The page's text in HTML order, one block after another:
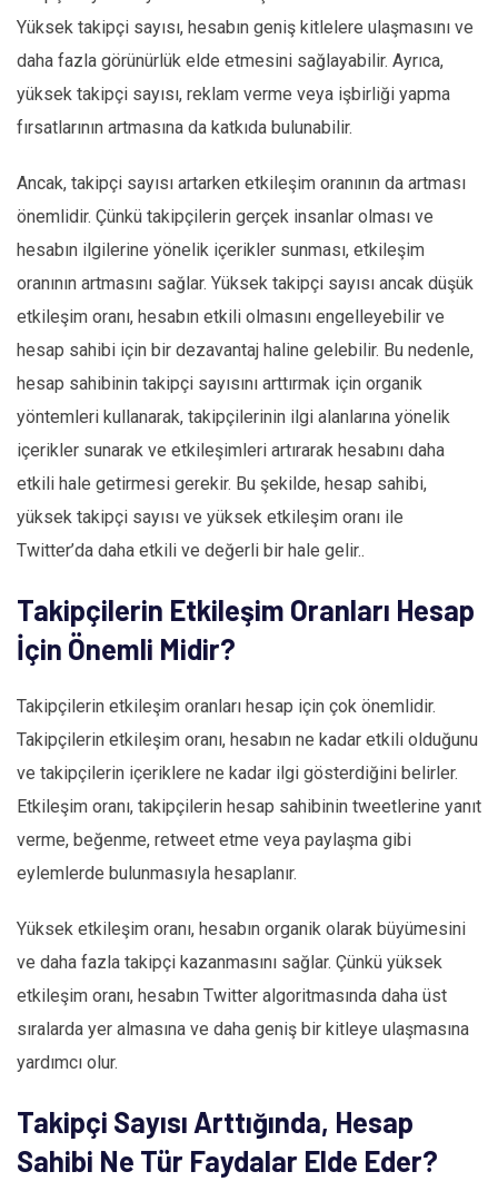
Yüksek takipçi sayısı, hesabın geniş kitlelere ulaşmasını ve
daha fazla görünürlük elde etmesini sağlayabilir. Ayrıca,
yüksek takipçi sayısı, reklam verme veya işbirliği yapma
fırsatlarının artmasına da katkıda bulunabilir.
Ancak, takipçi sayısı artarken etkileşim oranının da artması
önemlidir. Çünkü takipçilerin gerçek insanlar olması ve
hesabın ilgilerine yönelik içerikler sunması, etkileşim
oranının artmasını sağlar. Yüksek takipçi sayısı ancak düşük
etkileşim oranı, hesabın etkili olmasını engelleyebilir ve
hesap sahibi için bir dezavantaj haline gelebilir. Bu nedenle,
hesap sahibinin takipçi sayısını arttırmak için organik
yöntemleri kullanarak, takipçilerinin ilgi alanlarına yönelik
içerikler sunarak ve etkileşimleri artırarak hesabını daha
etkili hale getirmesi gerekir. Bu şekilde, hesap sahibi,
yüksek takipçi sayısı ve yüksek etkileşim oranı ile
Twitter’da daha etkili ve değerli bir hale gelir..
Takipçilerin Etkileşim Oranları Hesap
İçin Önemli Midir?
Takipçilerin etkileşim oranları hesap için çok önemlidir.
Takipçilerin etkileşim oranı, hesabın ne kadar etkili olduğunu
ve takipçilerin içeriklere ne kadar ilgi gösterdiğini belirler.
Etkileşim oranı, takipçilerin hesap sahibinin tweetlerine yanıt
verme, beğenme, retweet etme veya paylaşma gibi
eylemlerde bulunmasıyla hesaplanır.
Yüksek etkileşim oranı, hesabın organik olarak büyümesini
ve daha fazla takipçi kazanmasını sağlar. Çünkü yüksek
etkileşim oranı, hesabın Twitter algoritmasında daha üst
sıralarda yer almasına ve daha geniş bir kitleye ulaşmasına
yardımcı olur.
Takipçi Sayısı Arttığında, Hesap
Sahibi Ne Tür Faydalar Elde Eder?